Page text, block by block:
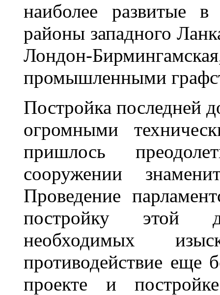
наиболее развитые
районы западного
Лондон-
промышленными
Постройка последней
огромными
пришлось
сооружении
Проведение
постройку этой
необходимых
противодействие еще
проекте и